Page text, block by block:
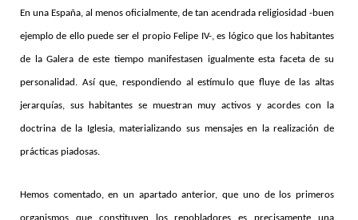
En una España, al menos oficialmente, de tan acendrada religiosidad -buen
ejemplo de ello puede ser el propio Felipe IV-, es lógico que los habitantes
de la Galera de este tiempo manifestasen igualmente esta faceta de su
personalidad. Así que, respondiendo al estímulo que fluye de las altas
jerarquías, sus habitantes se muestran muy activos y acordes con la
doctrina de la Iglesia, materializando sus mensajes en la realización de
prácticas piadosas.
Hemos comentado, en un apartado anterior, que uno de los primeros